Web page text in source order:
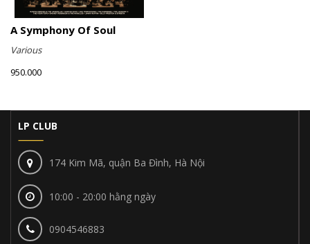
A Symphony Of Soul
Various
950.000
LP CLUB
174 Kim Mã, quận Ba Đình, Hà Nội
10:00 - 20:00 hằng ngày
0904546883